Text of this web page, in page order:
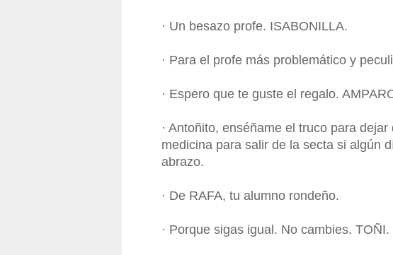
· Un besazo profe. ISABONILLA.
· Para el profe más problemático y
· Espero que te guste el regalo.
· Antoñito, enséñame el truco para
medicina para salir de la secta si algún
abrazo.
· De RAFA, tu alumno rondeño.
· Porque sigas igual. No cambies. TOÑI.